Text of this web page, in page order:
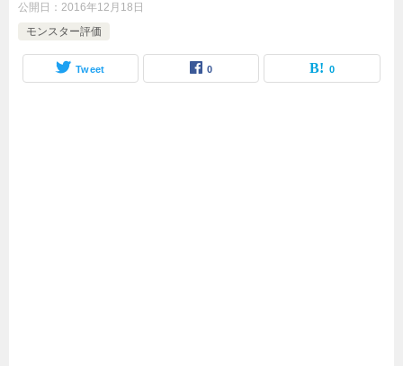
公開日： 2016年12月18日
モンスター評価
Tweet 0 0